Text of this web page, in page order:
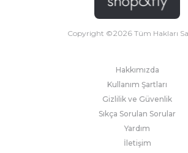
Copyright ©2026Tüm Hakları
Hakkımızda
Kullanım Şartları
Gizlilik ve Güvenlik
Sıkça Sorulan Sorular
Yardım
İletişim